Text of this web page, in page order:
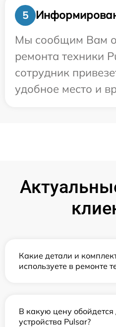
5
Мы сообщим Вам
ремонта техники
сотрудник
удобное место и
Какие детали и
используете в ремонте
В какую цену обойдется
устройства Pulsar?